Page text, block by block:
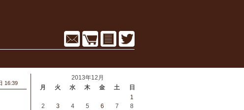
2013年12月
月
火 水 木 金 土 日
1
2
3 4 5 6 7
8
16:39